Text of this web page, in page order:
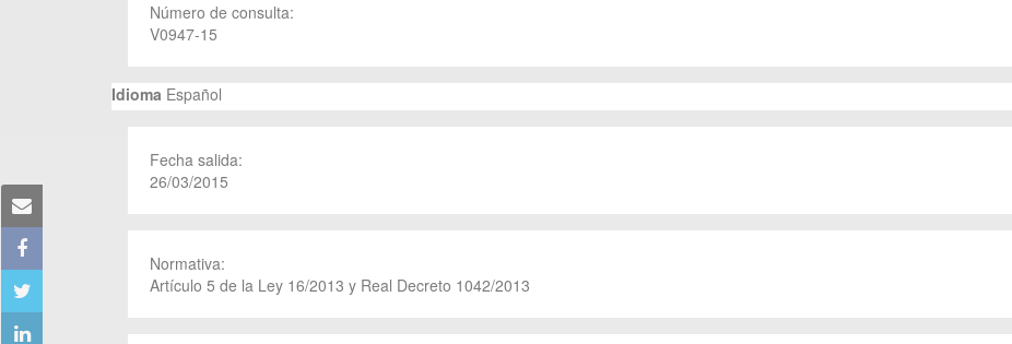
Número de consulta:
V0947-15
Idioma Español
Fecha salida:
26/03/2015
Normativa:
Artículo 5 de la Ley 16/2013 y Real Decreto 1042/2013